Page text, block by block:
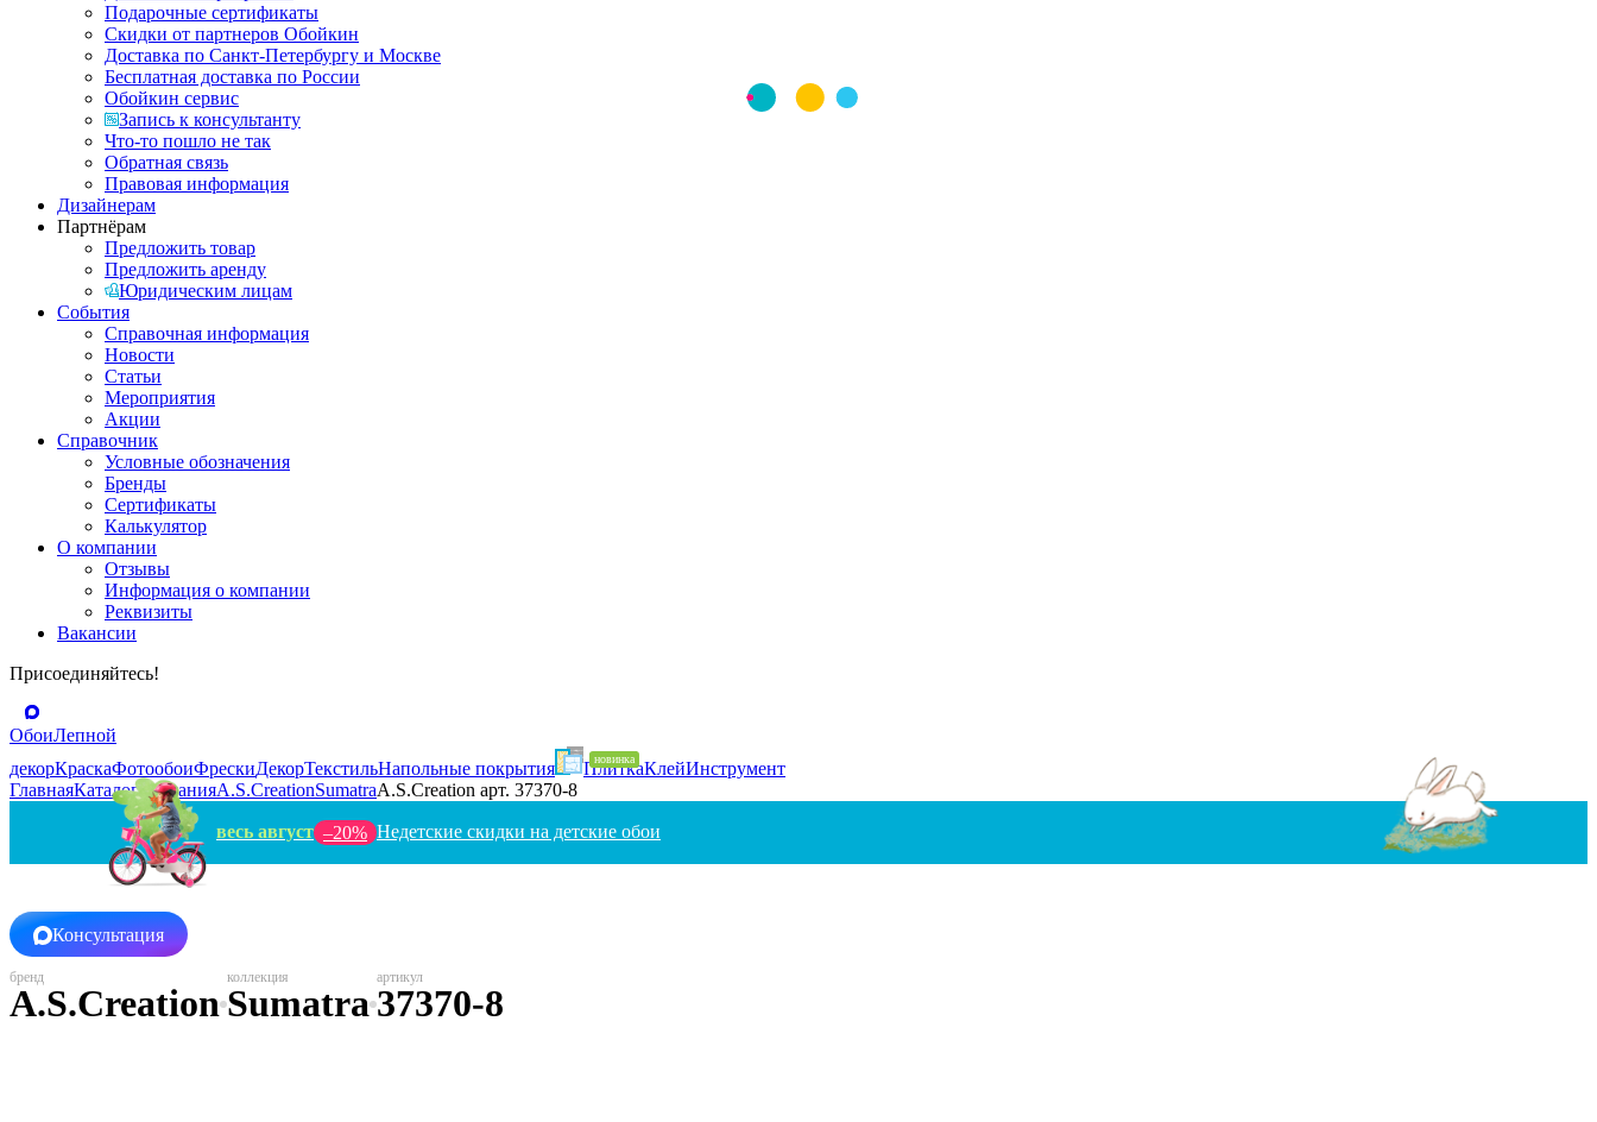
Подарочные сертификаты
Скидки от партнеров Обойкин
Доставка по Санкт-Петербургу и Москве
Бесплатная доставка по России
Обойкин сервис
Запись к консультанту
Что-то пошло не так
Обратная связь
Правовая информация
Дизайнерам
Партнёрам
Предложить товар
Предложить аренду
Юридическим лицам
События
Справочная информация
Новости
Статьи
Мероприятия
Акции
Справочник
Условные обозначения
Бренды
Сертификаты
Калькулятор
О компании
Отзывы
Информация о компании
Реквизиты
Вакансии
Присоединяйтесь!
ОбоиЛепной
декорКраскаФотообоиФрескиДекорТекстильНапольные покрытия ПлиткаКлейИнструмент
ГлавнаяКаталогГерманияA.S.CreationSumatraA.S.Creation арт. 37370-8
весь август –20% Недетские скидки на детские обои
Консультация
A.S.CreationSumatra37370-8